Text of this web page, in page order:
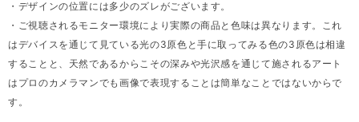
・デザインの位置には多少のズレがございます。
・ご視聴されるモニター環境により実際の商品と色味は異なります。これ
はデバイスを通じて見ている光の3原色と手に取ってみる色の3原色は相違
することと、天然であるからこその深みや光沢感を通じて施されるアート
はプロのカメラマンでも画像で表現することは簡単なことではないからで
す。